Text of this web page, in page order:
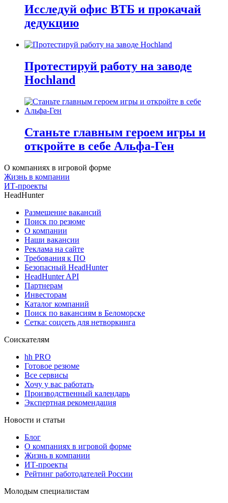
Исследуй офис ВТБ и прокачай
дедукцию
Протестируй работу на заводе
Hochland
Станьте главным героем игры и
откройте в себе Альфа-Ген
О компаниях в игровой форме
Жизнь в компании
ИТ-проекты
HeadHunter
Размещение вакансий
Поиск по резюме
О компании
Наши вакансии
Реклама на сайте
Требования к ПО
Безопасный HeadHunter
HeadHunter API
Партнерам
Инвесторам
Каталог компаний
Поиск по вакансиям в Беломорске
Сетка: соцсеть для нетворкинга
Соискателям
hh PRO
Готовое резюме
Все сервисы
Хочу у вас работать
Производственный календарь
Экспертная рекомендация
Новости и статьи
Блог
О компаниях в игровой форме
Жизнь в компании
ИТ-проекты
Рейтинг работодателей России
Молодым специалистам